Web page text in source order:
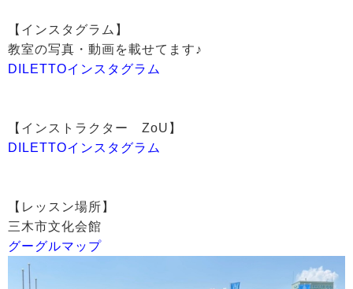
【インスタグラム】
教室の写真・動画を載せてます♪
DILETTOインスタグラム
【インストラクター ZoU】
DILETTOインスタグラム
【レッスン場所】
三木市文化会館
グーグルマップ